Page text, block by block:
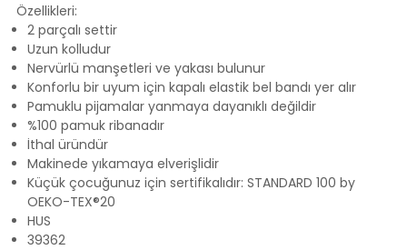
Özellikleri:
2 parçalı settir
Uzun kolludur
Nervürlü manşetleri ve yakası bulunur
Konforlu bir uyum için kapalı elastik bel bandı yer alır
Pamuklu pijamalar yanmaya dayanıklı değildir
%100 pamuk ribanadır
İthal üründür
Makinede yıkamaya elverişlidir
Küçük çocuğunuz için sertifikalıdır: STANDARD 100 by
OEKO-TEX®20
HUS
39362